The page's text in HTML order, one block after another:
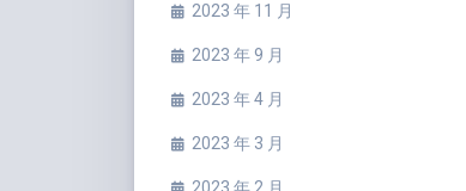
2023 年 11 月
2023 年 9 月
2023 年 4 月
2023 年 3 月